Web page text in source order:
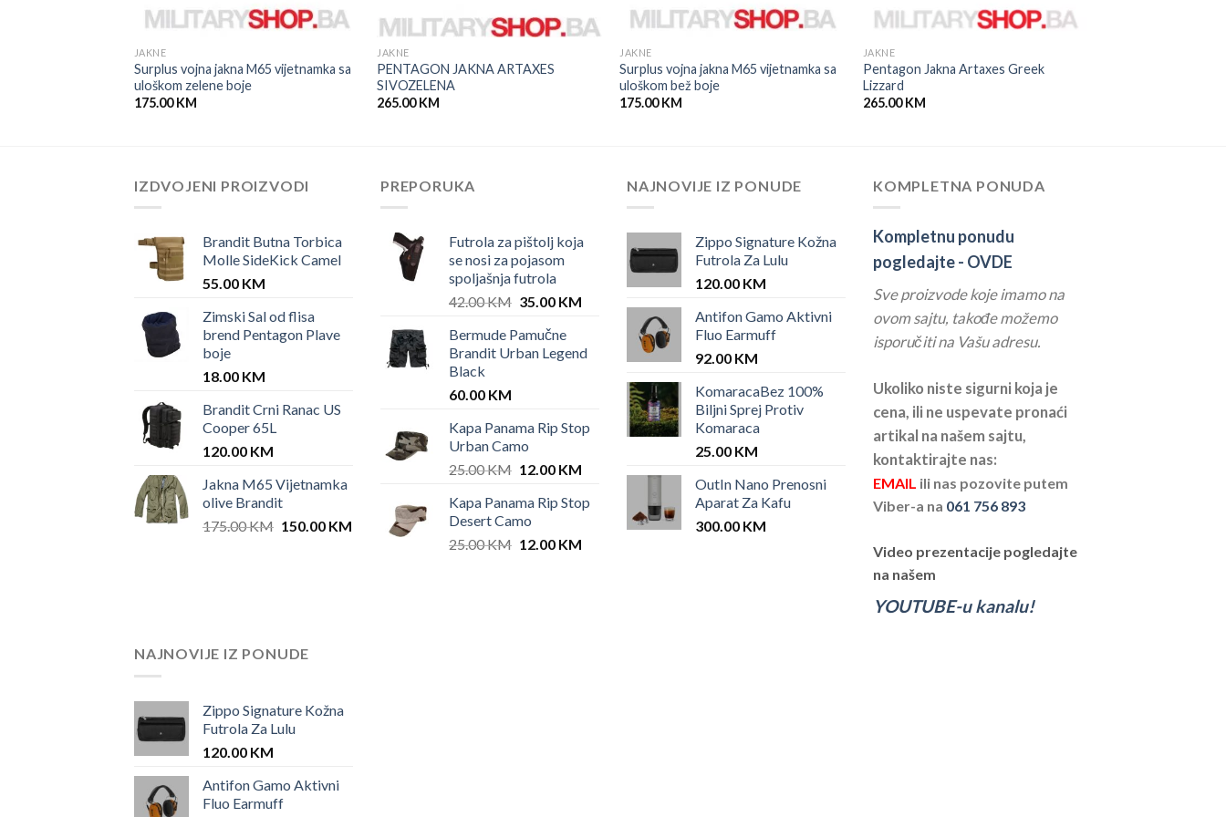
JAKNE
Surplus vojna jakna M65 vijetnamka sa
uloškom zelene boje
175.00KM
JAKNE
PENTAGON JAKNA ARTAXES
SIVOZELENA
265.00KM
JAKNE
Surplus vojna jakna M65 vijetnamka sa
uloškom bež boje
175.00KM
JAKNE
Pentagon Jakna Artaxes Greek
Lizzard
265.00KM
IZDVOJENI PROIZVODI
Brandit Butna Torbica
Molle SideKick Camel
55.00 KM
Zimski Sal od flisa
brend Pentagon Plave
boje
18.00 KM
Brandit Crni Ranac US
Cooper 65L
120.00 KM
Jakna M65 Vijetnamka
olive Brandit
175.00KM Original
150.00 KMCurrent
PREPORUKA
Futrola za pištolj koja
se nosi za pojasom
spoljašnja futrola
42.00KM Original
was:
42.00 KM.
35.00 KMCurrent
35.00 KM.
Bermude Pamučne
Brandit Urban Legend
Black
60.00 KM
Kapa Panama Rip Stop
Urban Camo
25.00KM Original
was:
25.00 KM.
12.00 KMCurrent
is:
12.00 KM.
Kapa Panama Rip Stop
Desert Camo
25.00KM Original
12.00 KMCurrent
NAJNOVIJE IZ PONUDE
Zippo Signature Kožna
Futrola Za Lulu
120.00 KM
Antifon Gamo Aktivni
Fluo Earmuff
92.00 KM
KomaracaBez 100%
Biljni Sprej Protiv
Komaraca
25.00 KM
OutIn Nano Prenosni
Aparat Za Kafu
300.00 KM
KOMPLETNA PONUDA
Kompletnu ponudu
pogledajte - OVDE
Sve proizvode koje imamo na
ovom sajtu, takođe možemo
isporučiti na Vašu adresu.
Ukoliko niste sigurni koja je
cena, ili ne uspevate pronaći
artikal na našem sajtu,
kontaktirajte nas:
EMAIL ili nas pozovite putem
Viber-a na 061 756 893
Video prezentacije pogledajte
na našem
YOUTUBE-u kanalu!
NAJNOVIJE IZ PONUDE
Zippo Signature Kožna
Futrola Za Lulu
120.00 KM
Antifon Gamo Aktivni
Fluo Earmuff